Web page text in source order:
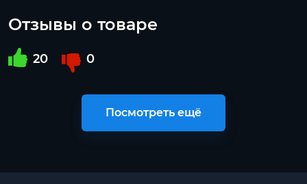
Отзывы о товаре
20 0
Посмотреть ещё